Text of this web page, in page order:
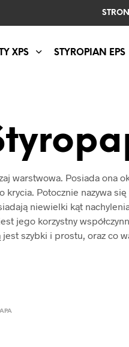
XPS STYROPIAN EPS
warstwowa. Posiada ona
Potocznie nazywa
niewielki kąt
jego korzystny
szybki i prostu, oraz co